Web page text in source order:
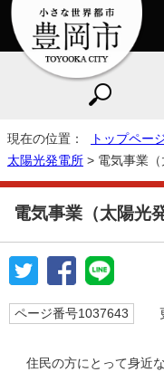
現在の位置： トップペー
太陽光発電所 > 電気事業
電気事業（太陽光
ページ番号1037643
住民の方にとって身近